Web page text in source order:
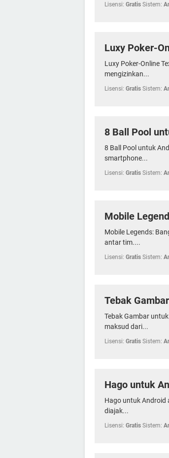
Lisensi: Gratis Sistem:
Luxy Poker-
Luxy Poker-Online
mengizinkan...
Lisensi: Gratis Sistem:
8 Ball Pool
8 Ball Pool untuk
smartphone...
Lisensi: Gratis Sistem:
Mobile
Mobile Legends:
antar tim....
Lisensi: Gratis Sistem:
Tebak
Tebak Gambar
maksud dari...
Lisensi: Gratis Sistem:
Hago untuk
Hago untuk Android
diajak...
Lisensi: Gratis Sistem: